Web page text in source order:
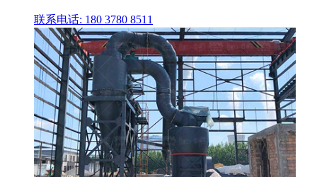
联系电话: 180 3780 8511